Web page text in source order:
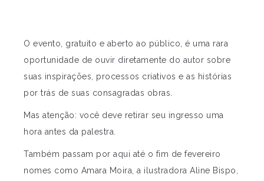
O evento, gratuito e aberto ao público, é uma rara
oportunidade de ouvir diretamente do autor sobre
suas inspirações, processos criativos e as histórias
por trás de suas consagradas obras.
Mas atenção: você deve retirar seu ingresso uma
hora antes da palestra.
Também passam por aqui até o fim de fevereiro
nomes como Amara Moira, a ilustradora Aline Bispo,